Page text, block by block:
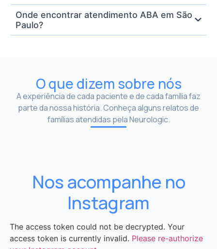
Onde encontrar atendimento ABA em São
Paulo?
O que dizem sobre nós
A experiência de cada paciente e de cada família faz
parte da nossa história. Conheça alguns relatos de
famílias atendidas pela Neurologic.
Nos acompanhe no
Instagram
The access token could not be decrypted. Your
access token is currently invalid. Please re-authorize